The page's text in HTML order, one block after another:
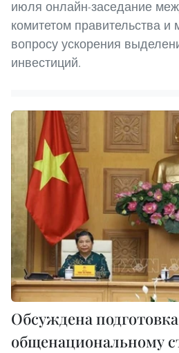
июля онлайн-заседание
комитетом правительства и
вопросу ускорения
инвестиций.
Обсуждена
общенациональному